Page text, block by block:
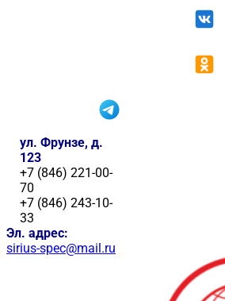
ул. Фрунзе, д.
123
+7 (846) 221-00-
70
+7 (846) 243-10-
33
Эл. адрес:
sirius-spec@mail.ru